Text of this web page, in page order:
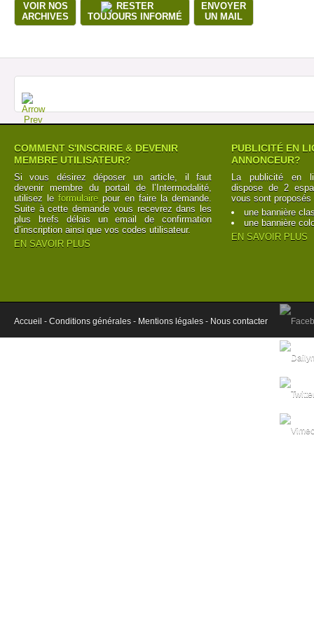
VOIR NOS
ARCHIVES
RESTER
TOUJOURS INFORMÉ
ENVOYER
UN MAIL
COMMENT S'INSCRIRE & DEVENIR
MEMBRE UTILISATEUR?
Si vous désirez déposer un article, il faut
devenir membre du portail de l’Intermodalité,
utilisez leformulaire pour en faire la demande.
Suite à cette demande vous recevrez dans les
plus brefs délais un email de confirmation
d’inscription ainsi que vos codes utilisateur.
EN SAVOIR PLUS
PUBLICITÉ EN
ANNONCEUR?
La publicité en
dispose de 2
vous sont proposés
une bannière
une bannière
EN SAVOIR PLUS
Accueil - Conditions générales - Mentions légales - Nous contacter